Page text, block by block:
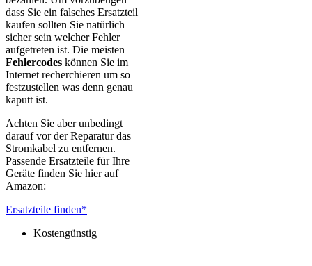
dass Sie ein falsches Ersatzteil
kaufen sollten Sie natürlich
sicher sein welcher Fehler
aufgetreten ist. Die meisten
Fehlercodes können Sie im
Internet recherchieren um so
festzustellen was denn genau
kaputt ist.
Achten Sie aber unbedingt
darauf vor der Reparatur das
Stromkabel zu entfernen.
Passende Ersatzteile für Ihre
Geräte finden Sie hier auf
Amazon:
Ersatzteile finden*
Kostengünstig